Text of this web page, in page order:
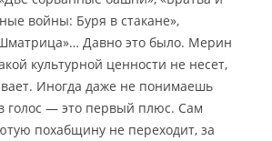
войны: Буря в стакане»,
Давно это было. Мерин
культурной ценности не несет,
Иногда даже не понимаешь
голос — это первый плюс. Сам
похабщину не переходит, за